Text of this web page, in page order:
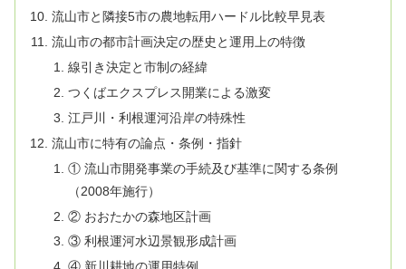
流山市と隣接5市の農地転用ハードル比較早見表
流山市の都市計画決定の歴史と運用上の特徴
線引き決定と市制の経緯
つくばエクスプレス開業による激変
江戸川・利根運河沿岸の特殊性
流山市に特有の論点・条例・指針
① 流山市開発事業の手続及び基準に関する条例
（2008年施行）
② おおたかの森地区計画
③ 利根運河水辺景観形成計画